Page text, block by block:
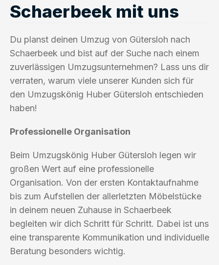
Schaerbeek mit uns
Du planst deinen Umzug von Gütersloh nach
Schaerbeek und bist auf der Suche nach einem
zuverlässigen Umzugsunternehmen? Lass uns dir
verraten, warum viele unserer Kunden sich für
den Umzugskönig Huber Gütersloh entschieden
haben!
Professionelle Organisation
Beim Umzugskönig Huber Gütersloh legen wir
großen Wert auf eine professionelle
Organisation. Von der ersten Kontaktaufnahme
bis zum Aufstellen der allerletzten Möbelstücke
in deinem neuen Zuhause in Schaerbeek
begleiten wir dich Schritt für Schritt. Dabei ist uns
eine transparente Kommunikation und individuelle
Beratung besonders wichtig.